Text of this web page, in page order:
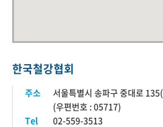
한국철강협회
주소
서울특별시 송파구 중대로
(우편번호 : 05717)
Tel
02-559-3513